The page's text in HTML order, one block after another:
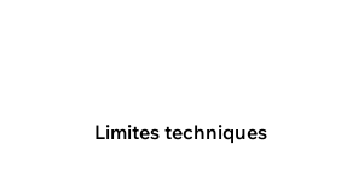
Limites techniques